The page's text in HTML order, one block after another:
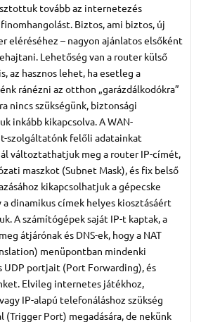
tovább az internetezés
Biztos, ami biztos, új
eléréséhez – nagyon ajánlatos elsőként
Lehetőség van a router külső
az hasznos lehet, ha esetleg a
ránézni az otthon „garázdálkodókra”
nincs szükségünk, biztonsági
inkább kikapcsolva. A WAN-
szolgáltatónk felőli adatainkat
változtathatjuk meg a router IP-címét,
maszkot (Subnet Mask), és fix belső
kikapcsolhatjuk a gépecske
a dinamikus címek helyes kiosztásáért
A számítógépek saját IP-t kaptak, a
átjárónak és DNS-ek, hogy a NAT
menüpontban mindenki
UDP portjait (Port Forwarding), és
Elvileg internetes játékhoz,
IP-alapú telefonáláshoz szükség
(Trigger Port) megadására, de nekünk